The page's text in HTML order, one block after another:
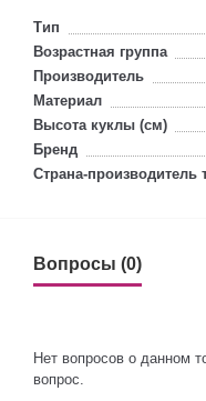
Тип
Возрастная группа
Производитель
Материал
Высота куклы (см)
Бренд
Страна-производитель
Вопросы (0)
Нет вопросов о данном
вопрос.